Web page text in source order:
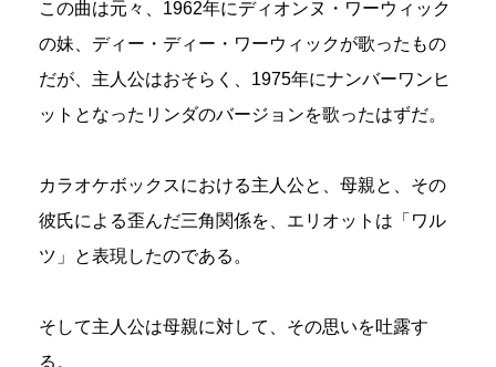
この曲は元々、1962年にディオンヌ・ワーウィック
の妹、ディー・ディー・ワーウィックが歌ったもの
だが、主人公はおそらく、1975年にナンバーワンヒ
ットとなったリンダのバージョンを歌ったはずだ。
カラオケボックスにおける主人公と、母親と、その
彼氏による歪んだ三角関係を、エリオットは「ワル
ツ」と表現したのである。
そして主人公は母親に対して、その思いを吐露す
る。